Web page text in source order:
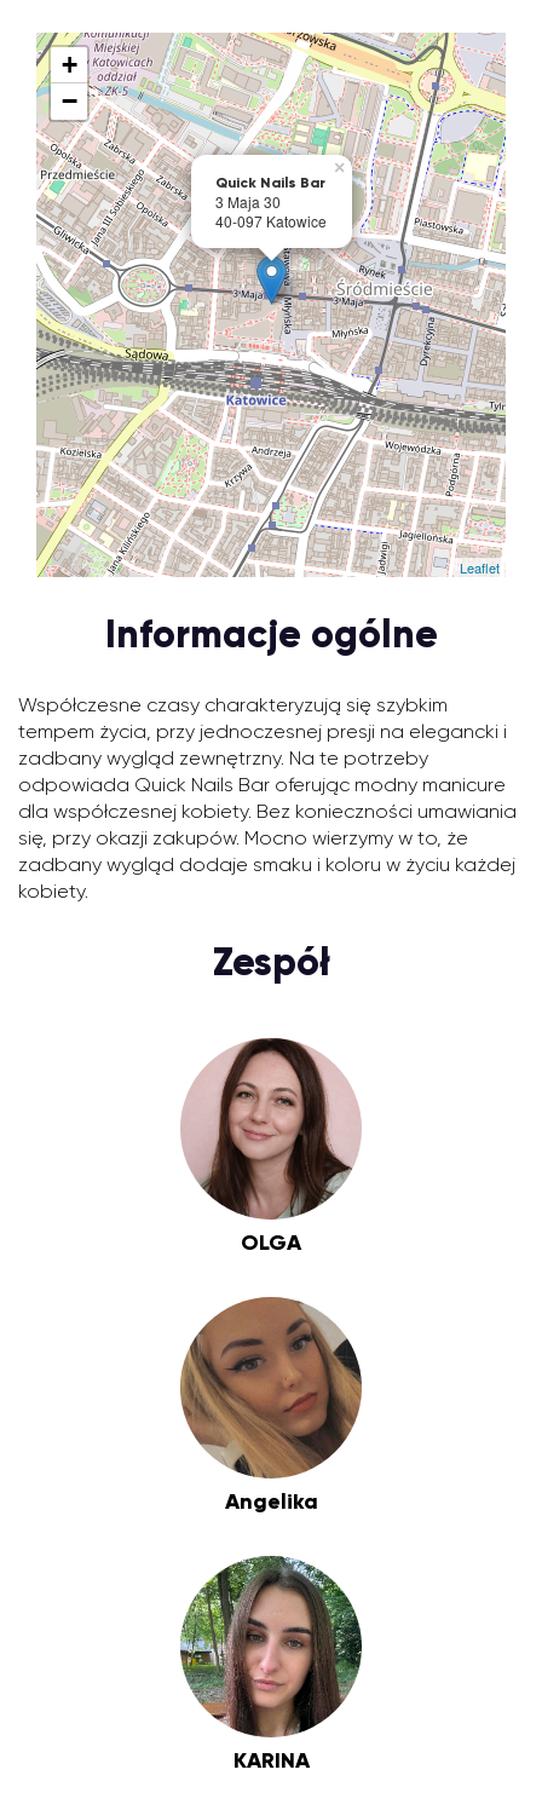
Quick Nails Bar
3 Maja 30
40-097 Katowice
×
+
−
Leaflet
Informacje ogólne
Współczesne czasy charakteryzują się szybkim
tempem życia, przy jednoczesnej presji na elegancki i
zadbany wygląd zewnętrzny. Na te potrzeby
odpowiada Quick Nails Bar oferując modny manicure
dla współczesnej kobiety. Bez konieczności umawiania
się, przy okazji zakupów. Mocno wierzymy w to, że
zadbany wygląd dodaje smaku i koloru w życiu każdej
kobiety.
Zespół
OLGA
Angelika
KARINA